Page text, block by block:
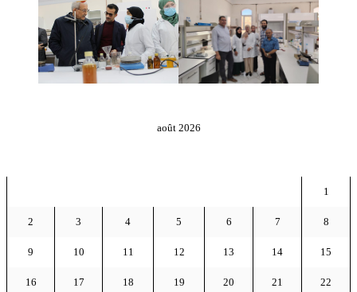
août 2026
1
2 3 4 5 6 7 8
9 10 11 12 13 14 15
16 17 18 19 20 21 22